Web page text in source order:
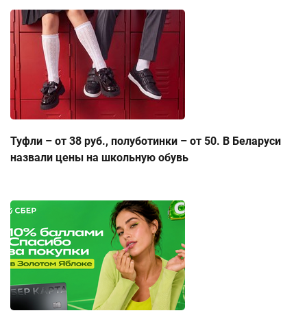
Туфли – от 38 руб., полуботинки – от 50. В Беларуси
назвали цены на школьную обувь